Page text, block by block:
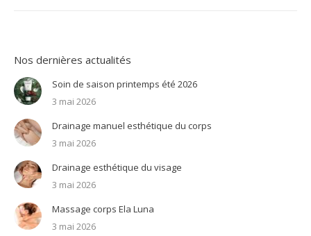
Nos dernières actualités
Soin de saison printemps été 2026
3 mai 2026
Drainage manuel esthétique du corps
3 mai 2026
Drainage esthétique du visage
3 mai 2026
Massage corps Ela Luna
3 mai 2026